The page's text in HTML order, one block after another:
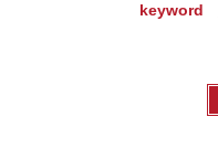
keyword